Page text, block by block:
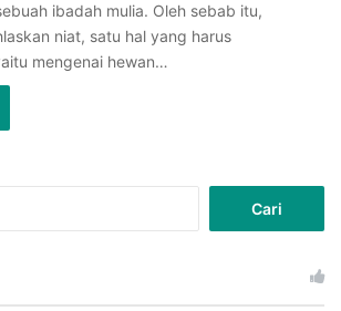
ibadah mulia. Oleh sebab itu,
niat, satu hal yang harus
mengenai hewan…